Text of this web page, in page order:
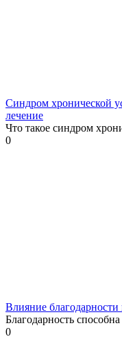
Синдром хронической
лечение
Что такое синдром
0
Влияние
Благодарность
0